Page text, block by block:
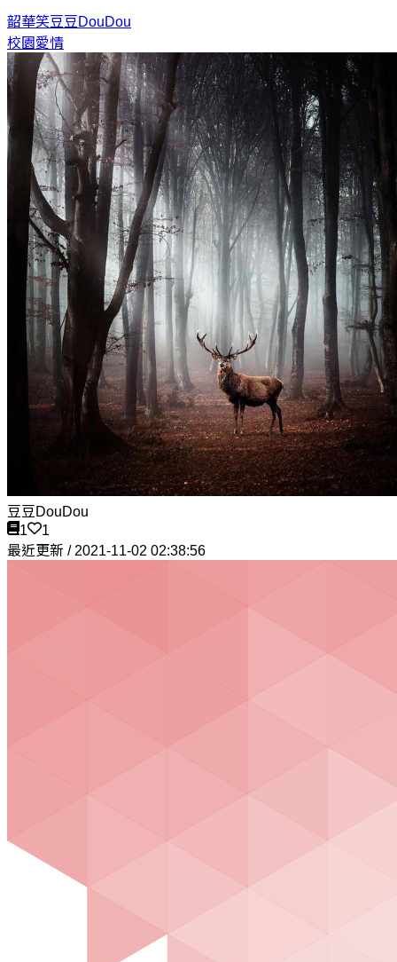
韶華笑豆豆DouDou
校園愛情
豆豆DouDou
1
1
最近更新 / 2021-11-02 02:38:56